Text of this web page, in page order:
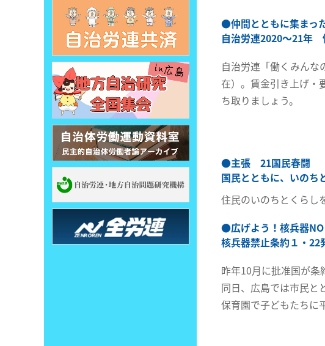
●仲間とともに集まっ
自治労連2020～21年
自治労連「働くみんな
在）。賃金引き上げ・
ち取りましょう。
●主張 21国民春闘
国民とともに、いのち
住民のいのちとくらし
●広げよう！核兵器NO
核兵器禁止条約１・22
昨年10月に批准国が条
同日、広島では市民と
保育園で子どもたちに